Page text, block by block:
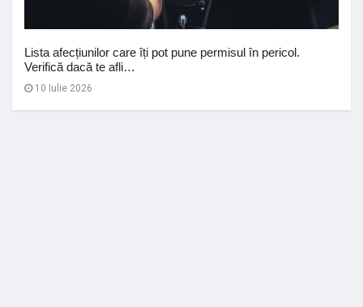
Lista afecțiunilor care îți pot pune permisul în pericol.
Verifică dacă te afli…
10 Iulie 2026